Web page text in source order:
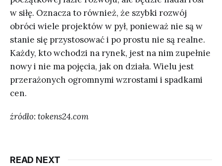
w siłę. Oznacza to również, że szybki rozwój
obróci wiele projektów w pył, ponieważ nie są w
stanie się przystosować i po prostu nie są realne.
Każdy, kto wchodzi na rynek, jest na nim zupełnie
nowy i nie ma pojęcia, jak on działa. Wielu jest
przerażonych ogromnymi wzrostami i spadkami
cen.
źródło: tokens24.com
READ NEXT